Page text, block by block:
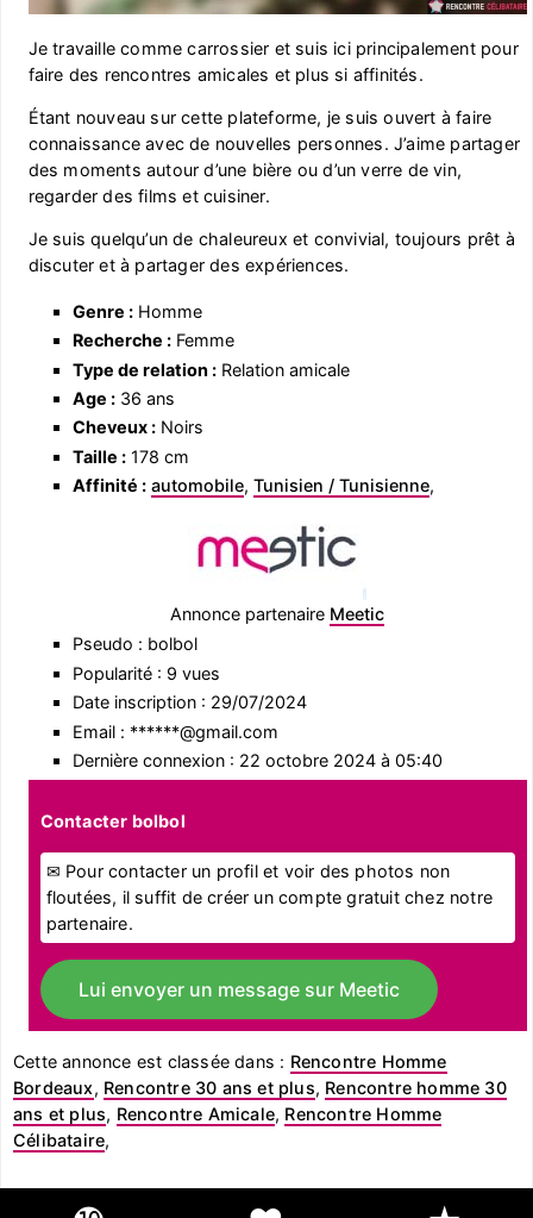
Je travaille comme carrossier et suis ici principalement pour
faire des rencontres amicales et plus si affinités.
Étant nouveau sur cette plateforme, je suis ouvert à faire
connaissance avec de nouvelles personnes. J’aime partager
des moments autour d’une bière ou d’un verre de vin,
regarder des films et cuisiner.
Je suis quelqu’un de chaleureux et convivial, toujours prêt à
discuter et à partager des expériences.
Genre :Homme
Recherche :Femme
Type de relation :Relation amicale
Age :36 ans
Cheveux :Noirs
Taille :178 cm
Affinité : automobile, Tunisien / Tunisienne,
Annonce partenaire Meetic
Pseudo : bolbol
Popularité : 9 vues
Date inscription : 29/07/2024
Email : ******@gmail.com
Dernière connexion : 22 octobre 2024 à 05:40
Contacter bolbol
✉ Pour contacter un profil et voir des photos non
floutées, il suffit de créer un compte gratuit chez notre
partenaire.
Lui envoyer un message sur Meetic
Cette annonce est classée dans : Rencontre Homme
Bordeaux, Rencontre 30 ans et plus, Rencontre homme 30
ans et plus, Rencontre Amicale, Rencontre Homme
Célibataire,